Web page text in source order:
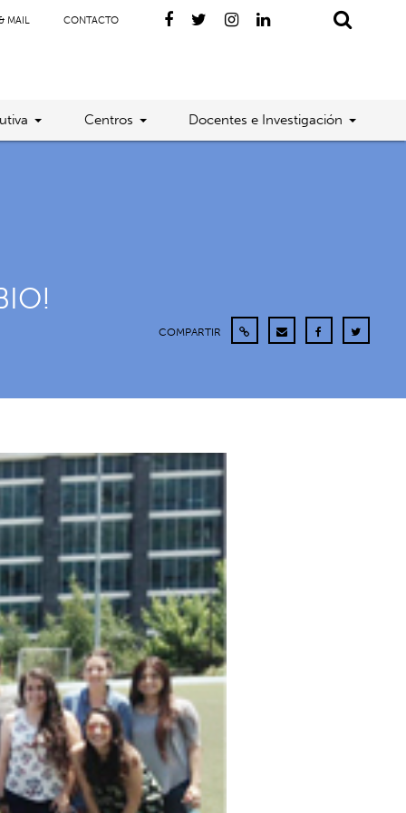
MAIL CONTACTO
Centros Docentes e Investigación
COMPARTIR